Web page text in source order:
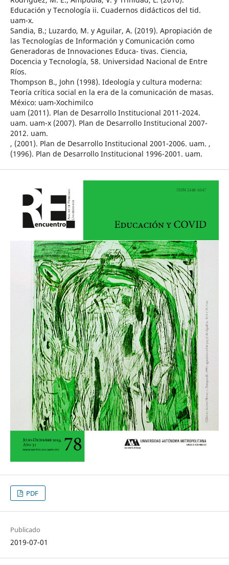
Educación y Tecnología ii. Cuadernos didácticos del tid.
uam-x.
Sandia, B.; Luzardo, M. y Aguilar, A. (2019). Apropiación de
las Tecnologías de Información y Comunicación como
Generadoras de Innovaciones Educa- tivas. Ciencia,
Docencia y Tecnología, 58. Universidad Nacional de Entre
Ríos.
Thompson B., John (1998). Ideología y cultura moderna:
Teoría crítica social en la era de la comunicación de masas.
México: uam-Xochimilco
uam (2011). Plan de Desarrollo Institucional 2011-2024.
uam. uam-x (2007). Plan de Desarrollo Institucional 2007-
2012. uam.
, (2001). Plan de Desarrollo Institucional 2001-2006. uam. ,
(1996). Plan de Desarrollo Institucional 1996-2001. uam.
PDF
Publicado
2019-07-01